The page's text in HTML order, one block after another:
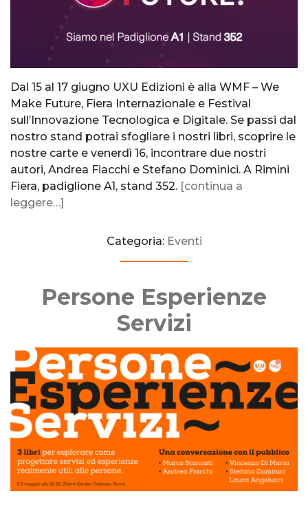
Dal 15 al 17 giugno UXU Edizioni è alla WMF – We
Make Future, Fiera Internazionale e Festival
sull’Innovazione Tecnologica e Digitale. Se passi dal
nostro stand potrai sfogliare i nostri libri, scoprire le
nostre carte e venerdì 16, incontrare due nostri
autori, Andrea Fiacchi e Stefano Dominici. A Rimini
Fiera, padiglione A1, stand 352. [continua a
leggere…]
Categoria: Eventi
Persone Esperienze
Servizi